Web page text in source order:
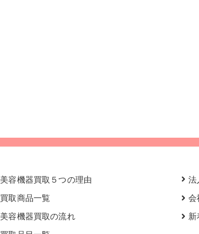
美容機器買取５つの理由
買取商品一覧
美容機器買取の流れ
法
会
新